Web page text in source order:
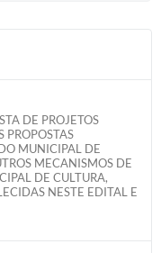
DE PROJETOS
PROPOSTAS
MUNICIPAL DE
MECANISMOS DE
DE CULTURA,
NESTE EDITAL E